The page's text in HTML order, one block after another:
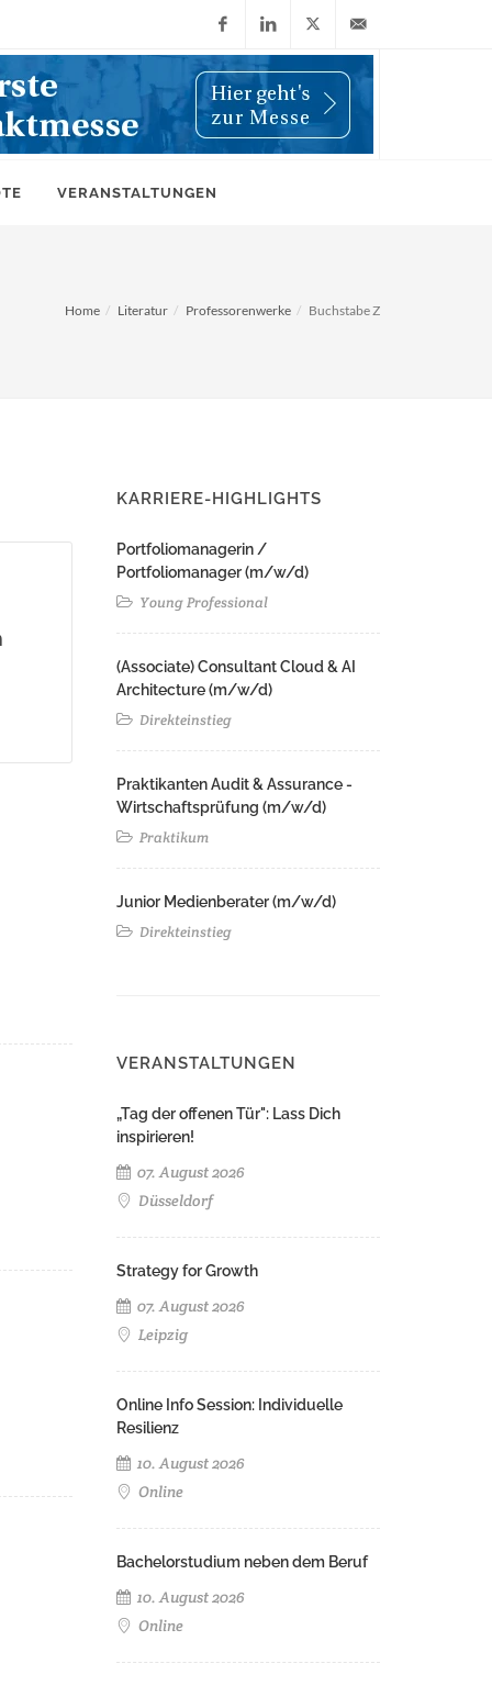
FacebookLinkedIn
X
(Twitter)
info@wiwi-
VERANSTALTUNGEN
Home Literatur Professorenwerke Buchstabe Z
KARRIERE-HIGHLIGHTS
Portfoliomanagerin /
Portfoliomanager (m/w/d)
Young Professional
(Associate) Consultant Cloud & AI
Architecture (m/w/d)​ ​
Direkteinstieg
Praktikanten Audit & Assurance -
Wirtschaftsprüfung (m/w/d)
Praktikum
Junior Medienberater (m/w/d)
Direkteinstieg
VERANSTALTUNGEN
„Tag der offenen Tür": Lass Dich
inspirieren!
07. August 2026
Düsseldorf
Strategy for Growth
07. August 2026
Leipzig
Online Info Session: Individuelle
Resilienz
10. August 2026
Online
Bachelorstudium neben dem Beruf
10. August 2026
Online